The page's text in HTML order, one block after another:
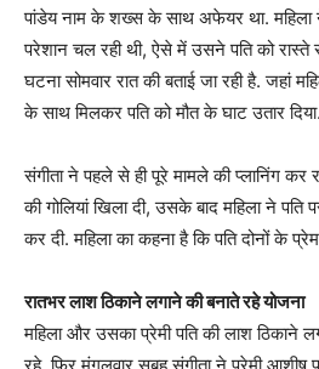
पांडेय नाम के शख्स के साथ अफेयर था. महिला
परेशान चल रही थी, ऐसे में उसने पति को रास्ते
घटना सोमवार रात की बताई जा रही है. जहां
के साथ मिलकर पति को मौत के घाट उतार दिया.
संगीता ने पहले से ही पूरे मामले की प्लानिंग
की गोलियां खिला दी, उसके बाद महिला ने
कर दी. महिला का कहना है कि पति दोनों के
रातभर लाश ठिकाने लगाने की बनाते रहे योजना
महिला और उसका प्रेमी पति की लाश ठिकाने